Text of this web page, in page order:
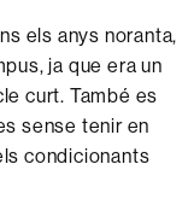
els anys noranta,
ja que era un
curt. També es
sense tenir en
condicionants